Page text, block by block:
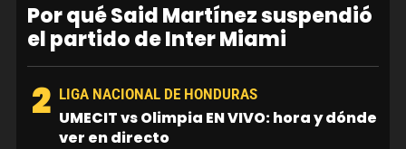
Por qué Said Martínez suspendió
el partido de Inter Miami
2 LIGA NACIONAL DE HONDURAS
UMECIT vs Olimpia EN VIVO: hora y dónde
ver en directo